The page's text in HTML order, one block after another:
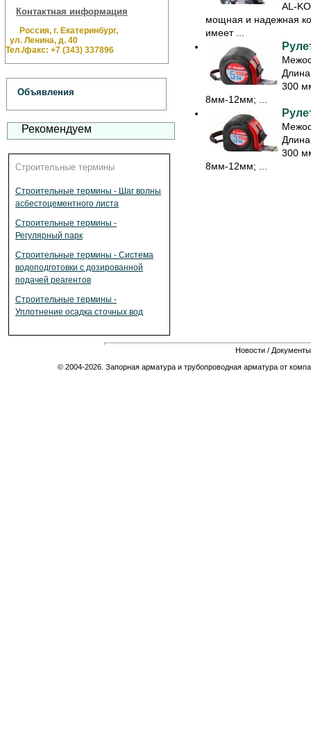
Контактная информация
Россия, г. Екатеринбург,
ул. Ленина, д. 40
Тел./факс: +7 (343) 337896
Объявления
Рекомендуем
Строительные термины
Строительные термины - Шаг волны
асбестоцементного листа
Строительные термины -
Регулярный парк
Строительные термины - Система
водоподготовки с дозированной
подачей реагентов
Строительные термины -
Уплотнение осадка сточных вод
AL-
мощная и надежная
имеет ...
300
8мм-12мм; ...
300
8мм-12мм; ...
Новости / Документы
© 2004-2026. Запорная арматура и трубопроводная арматура от